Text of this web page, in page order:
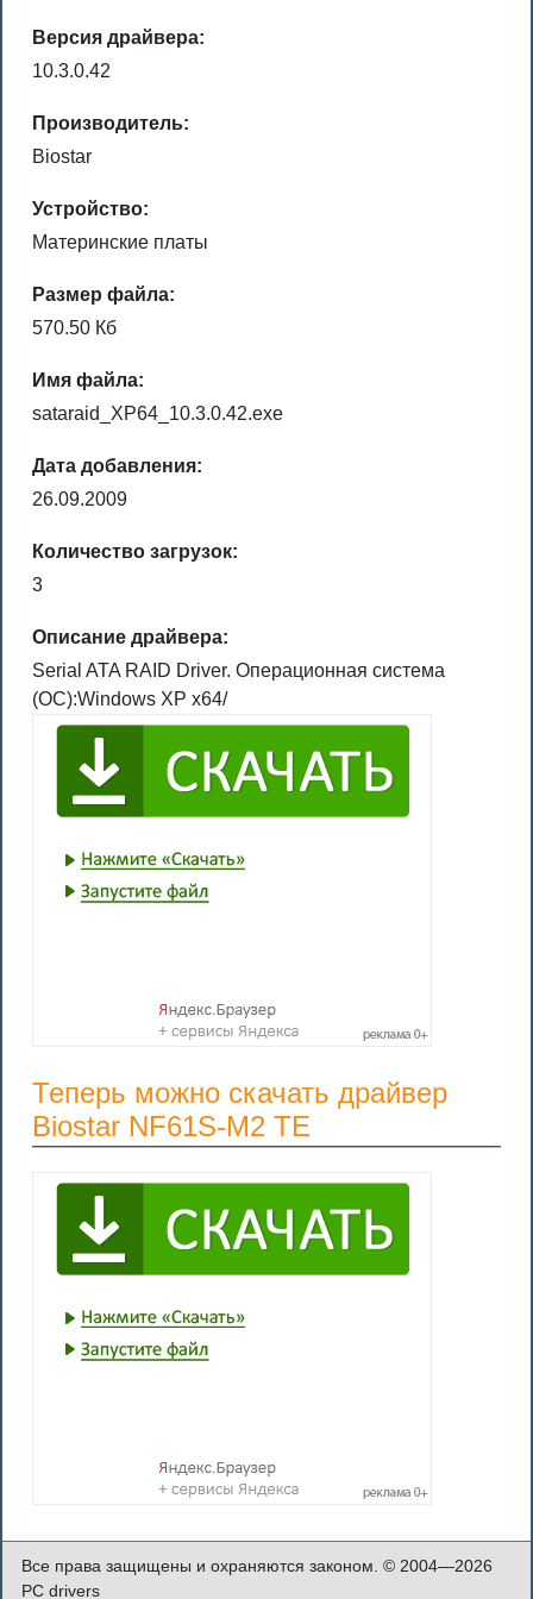
Версия драйвера:
10.3.0.42
Производитель:
Biostar
Устройство:
Материнские платы
Размер файла:
570.50 Кб
Имя файла:
sataraid_XP64_10.3.0.42.exe
Дата добавления:
26.09.2009
Количество загрузок:
3
Описание драйвера:
Serial ATA RAID Driver. Операционная система
(ОС):Windows XP x64/
Теперь можно скачать драйвер
Biostar NF61S-M2 TE
Все права защищены и охраняются законом. © 2004—2026
PC drivers